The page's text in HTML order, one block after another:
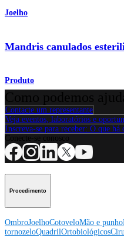
Joelho
Mandris canulados
Produto
Contacte um representante
Veja eventos, laboratórios e
Inscreva-se para receber: O que
Procedimento
OmbroJoelhoCotoveloMão e punho
tornozeloQuadrilOrtobiológicos